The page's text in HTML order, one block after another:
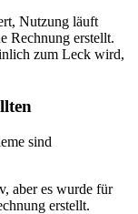
Nutzung läuft
Rechnung erstellt.
zum Leck wird,
sind
aber es wurde für
erstellt.